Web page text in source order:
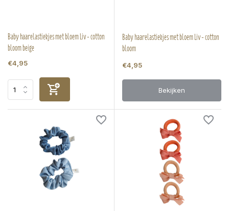
Baby haarelastiekjes met bloem Liv - cotton
bloom beige
€4,95
Baby haarelastiekjes met bloem Liv - cotton
bloom
€4,95
Bekijken